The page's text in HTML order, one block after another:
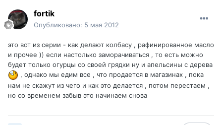
fortik
Опубликовано: 5 мая 2012
это вот из серии - как делают колбасу , рафинированное масло
и прочее )) если настолько заморачиваться , то есть можно
будет только огурцы со своей грядки ну и апельсины с дерева
, однако мы едим все , что продается в магазинах , пока
нам не скажут из чего и как это делается , потом перестаем ,
но со временем забыв это начинаем снова